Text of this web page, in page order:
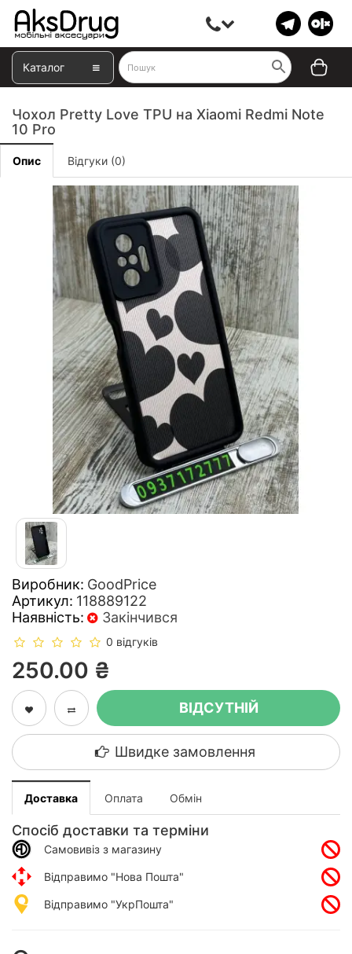
Каталог
Чохол Pretty Love TPU на Xiaomi Redmi Note
10 Pro
Опис Відгуки (0)
Виробник: GoodPrice
Артикул: 118889122
Наявність:
Закінчився
0 відгуків
250.00 ₴
ВІДСУТНІЙ
Швидке замовлення
Доставка Оплата Обмін
Спосіб доставки та терміни
Самовивіз з магазину
Відправимо "Нова Пошта"
Відправимо "УкрПошта"